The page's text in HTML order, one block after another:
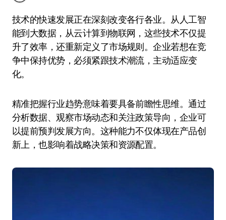
技术的快速发展正在深刻改变各行各业。从人工智
能到大数据，从云计算到物联网，这些技术不仅提
升了效率，还重新定义了市场规则。企业若想在竞
争中保持优势，必须紧跟技术潮流，主动适应变
化。
精准把握行业趋势意味着要具备前瞻性思维。通过
分析数据、观察市场动态和关注政策导向，企业可
以提前预判发展方向。这种能力不仅体现在产品创
新上，也影响着战略决策和资源配置。